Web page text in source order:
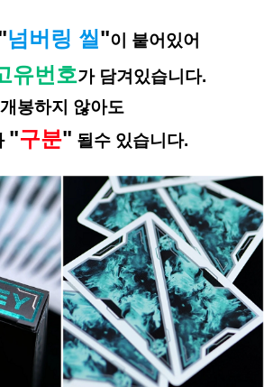
넘버링 씰"이 붙어있어
유번호가 담겨있습니다.
개봉하지 않아도
"구분" 될수 있습니다.